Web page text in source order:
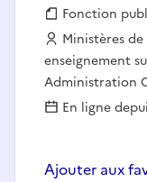
Fonction
Fonction
Employeur :
Ministères
enseignement
Administration
En ligne
Ajouter aux